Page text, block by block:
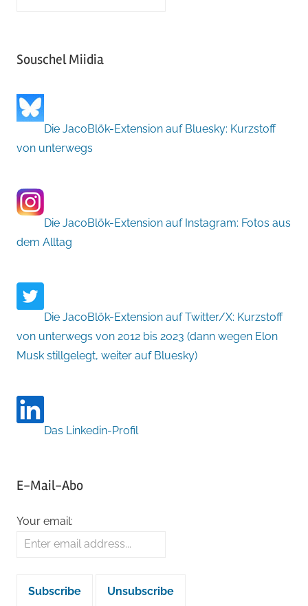
Souschel Miidia
Die JacoBlök-Extension auf Bluesky: Kurzstoff
von unterwegs
Die JacoBlök-Extension auf Instagram: Fotos aus
dem Alltag
Die JacoBlök-Extension auf Twitter/X: Kurzstoff
von unterwegs von 2012 bis 2023 (dann wegen Elon
Musk stillgelegt, weiter auf Bluesky)
Das Linkedin-Profil
E-Mail-Abo
Your email: